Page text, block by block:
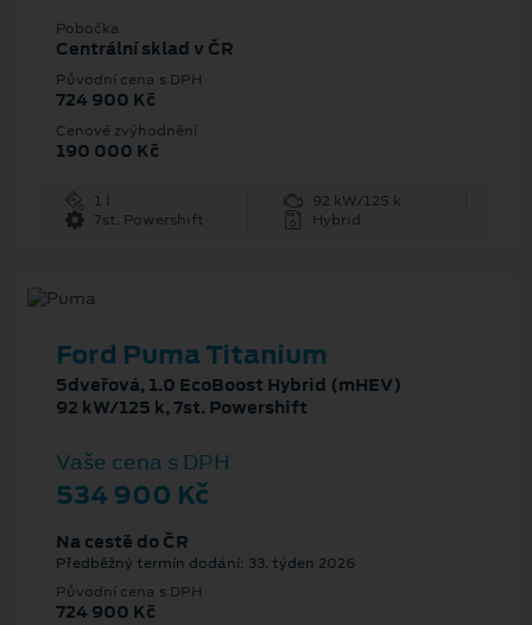
Pobočka
Centrální sklad v ČR
Původní cena s DPH
724 900 Kč
Cenové zvýhodnění
190 000 Kč
1 l
92 kW/125 k
7st. Powershift
Hybrid
Ford Puma Titanium
5dveřová, 1.0 EcoBoost Hybrid (mHEV)
92 kW/125 k, 7st. Powershift
Vaše cena s DPH
534 900 Kč
Na cestě do ČR
Předběžný termín dodání: 33. týden 2026
Původní cena s DPH
724 900 Kč